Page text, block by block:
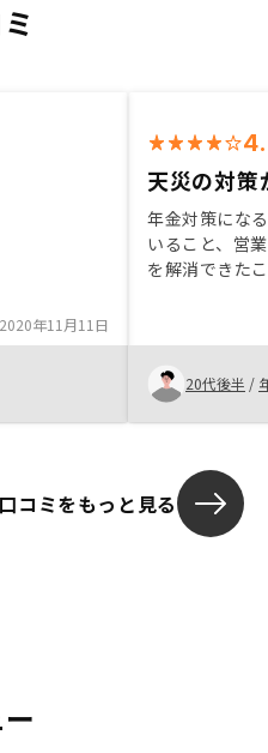
2020年11月11日
天災の対策
年金対策にな
いること、営
を解消できた
20代後半 /
コミをもっと見る